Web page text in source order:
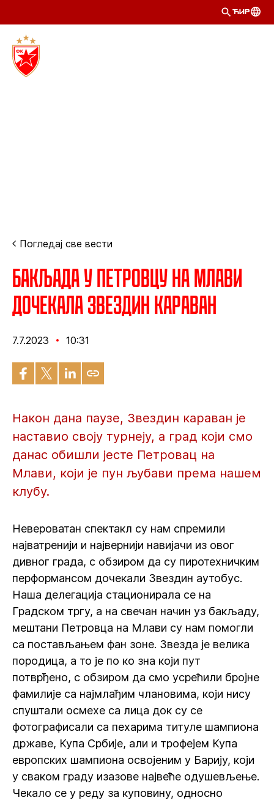
ЋИР
Погледај све вести
Бакљада у Петровцу на Млави
дочекала Звездин караван
7.7.2023 10:31
Након дана паузе, Звездин караван је
наставио своју турнеју, а град који смо
данас обишли јесте Петровац на
Млави, који је пун љубави према нашем
клубу.
Невероватан спектакл су нам спремили
најватренији и највернији навијачи из овог
дивног града, с обзиром да су пиротехничким
перформансом дочекали Звездин аутобус.
Наша делегација стационирала се на
Градском тргу, а на свечан начин уз бакљаду,
мештани Петровца на Млави су нам помогли
са постављањем фан зоне. Звезда је велика
породица, а то је по ко зна који пут
потврђено, с обзиром да смо усрећили бројне
фамилије са најмлађим члановима, који нису
спуштали осмехе са лица док су се
фотографисали са пехарима титуле шампиона
државе, Купа Србије, али и трофејем Купа
европских шампиона освојеним у Барију, који
у сваком граду изазове највеће одушевљење.
Чекало се у реду за куповину, односно